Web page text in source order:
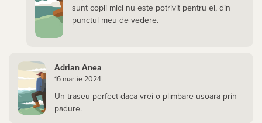
sunt copii mici nu este potrivit pentru ei, din
punctul meu de vedere.
Adrian Anea
16 martie 2024
Un traseu perfect daca vrei o plimbare usoara prin
padure.